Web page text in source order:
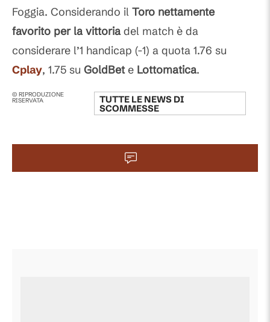
Foggia. Considerando il Toro nettamente
favorito per la vittoria del match è da
considerare l’1 handicap (-1) a quota 1.76 su
Cplay, 1.75 su GoldBete Lottomatica.
© RIPRODUZIONE
RISERVATA TUTTE LE NEWS DI
SCOMMESSE